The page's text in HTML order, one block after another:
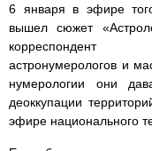
6 января в эфире
вышел сюжет
корреспондент
астронумерологов и
нумерологии они
деоккупации
эфире национального